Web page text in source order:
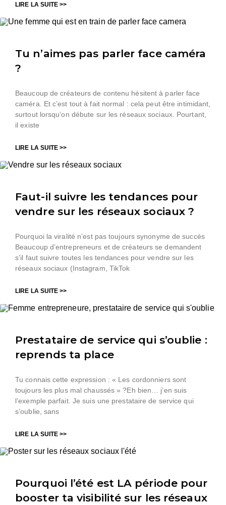
LIRE LA SUITE >>
Tu n’aimes pas parler face caméra
?
Beaucoup de créateurs de contenu hésitent à parler face
caméra. Et c’est tout à fait normal : cela peut être intimidant,
surtout lorsqu’on débute sur les réseaux sociaux. Pourtant,
il existe
LIRE LA SUITE >>
Faut-il suivre les tendances pour
vendre sur les réseaux sociaux ?
Pourquoi la viralité n’est pas toujours synonyme de succès
Beaucoup d’entrepreneurs et de créateurs se demandent
s’il faut suivre toutes les tendances pour vendre sur les
réseaux sociaux (Instagram, TikTok
LIRE LA SUITE >>
Prestataire de service qui s’oublie :
reprends ta place
Tu connais cette expression : « Les cordonniers sont
toujours les plus mal chaussés » ?Eh bien… j’en suis
l’exemple parfait. Je suis une prestataire de service qui
s’oublie, sans
LIRE LA SUITE >>
Pourquoi l’été est LA période pour
booster ta visibilité sur les réseaux